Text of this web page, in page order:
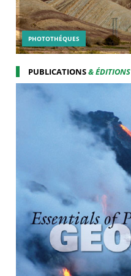
PHOTOTHÉQUES
PUBLICATIONS& ÉDITIONS